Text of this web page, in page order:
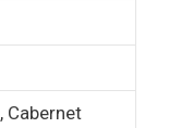
Cabernet